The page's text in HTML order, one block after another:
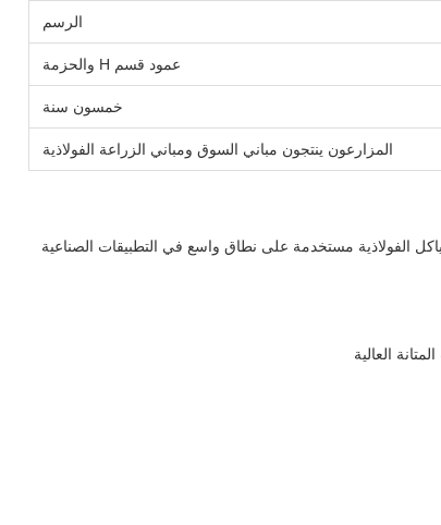
الرسم
عمود قسم H والحزمة
خمسون سنة
المزارعون ينتجون مباني السوق ومباني الزراعة الفولاذية
الفولاذية مستخدمة على نطاق واسع في التطبيقات الصناعية
العالية